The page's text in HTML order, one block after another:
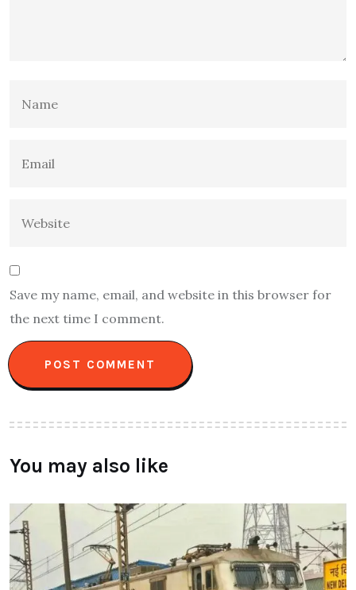
Save my name, email, and website in this browser for
the next time I comment.
You may also like